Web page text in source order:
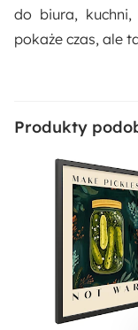
do biura,
pokaże czas, ale
Produkty